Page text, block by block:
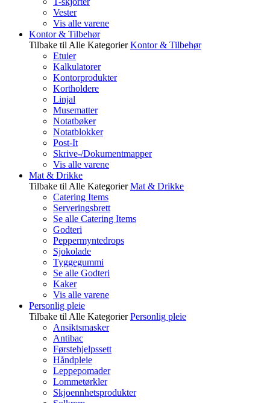
Vester
Vis alle varene
Kontor & Tilbehør
Tilbake til Alle Kategorier Kontor & Tilbehør
Etuier
Kalkulatorer
Kontorprodukter
Kortholdere
Linjal
Musematter
Notatbøker
Notatblokker
Post-It
Skrive-/Dokumentmapper
Vis alle varene
Mat & Drikke
Tilbake til Alle Kategorier Mat & Drikke
Catering Items
Serveringsbrett
Se alle Catering Items
Godteri
Peppermyntedrops
Sjokolade
Tyggegummi
Se alle Godteri
Kaker
Vis alle varene
Personlig pleie
Tilbake til Alle Kategorier Personlig pleie
Ansiktsmasker
Antibac
Førstehjelpssett
Håndpleie
Leppepomader
Lommetørkler
Skjoennhetsprodukter